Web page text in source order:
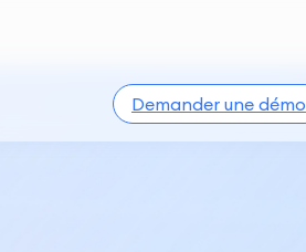
Demander une démo